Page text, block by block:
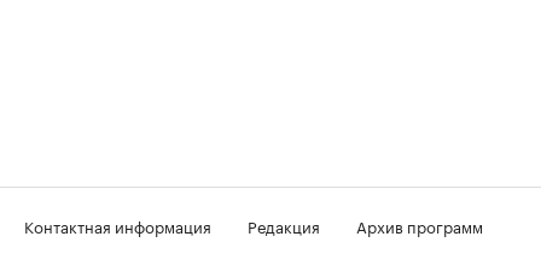
Контактная информация Редакция
Архив программ